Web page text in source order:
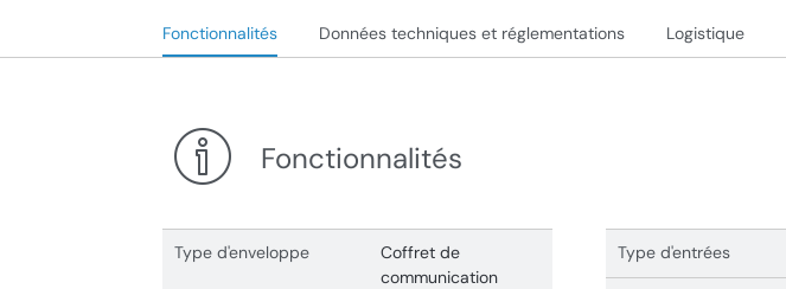
Fonctionnalités Données techniques et réglementations Logistique
Fonctionnalités
Type d'enveloppe
Coffret de
communication
Type d'entrées